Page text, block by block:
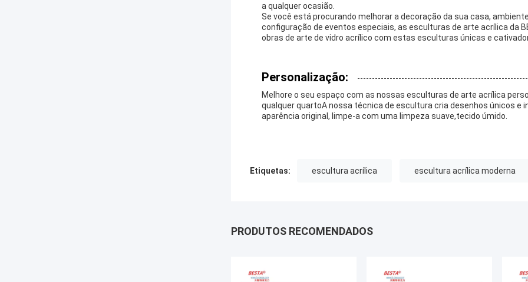
a qualquer ocasião.
Se você está procurando melhorar a decoração da sua casa,
configuração de eventos especiais, as esculturas de arte acrílica da
obras de arte de vidro acrílico com estas esculturas únicas e
Personalização:
Melhore o seu espaço com as nossas esculturas de arte acrílica
qualquer quartoA nossa técnica de escultura cria desenhos únicos e
aparência original, limpe-a com uma limpeza suave,tecido úmido.
Etiquetas: escultura acrílica escultura acrílica moderna
PRODUTOS RECOMENDADOS